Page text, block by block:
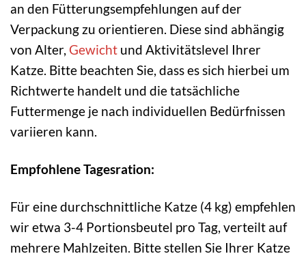
an den Fütterungsempfehlungen auf der
Verpackung zu orientieren. Diese sind abhängig
von Alter, Gewicht und Aktivitätslevel Ihrer
Katze. Bitte beachten Sie, dass es sich hierbei um
Richtwerte handelt und die tatsächliche
Futtermenge je nach individuellen Bedürfnissen
variieren kann.
Empfohlene Tagesration:
Für eine durchschnittliche Katze (4 kg) empfehlen
wir etwa 3-4 Portionsbeutel pro Tag, verteilt auf
mehrere Mahlzeiten. Bitte stellen Sie Ihrer Katze